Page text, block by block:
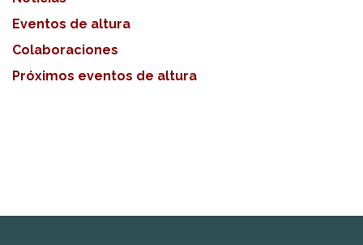
Eventos de altura
Colaboraciones
Próximos eventos de altura